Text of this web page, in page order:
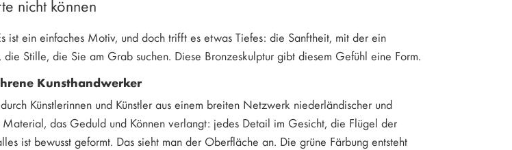
nicht können
ist ein einfaches Motiv, und doch trifft es etwas Tiefes: die Sanftheit, mit der ein
Stille, die Sie am Grab suchen. Diese Bronzeskulptur gibt diesem Gefühl eine Form.
Kunsthandwerker
Künstlerinnen und Künstler aus einem breiten Netzwerk niederländischer und
das Geduld und Können verlangt: jedes Detail im Gesicht, die Flügel der
ist bewusst geformt. Das sieht man der Oberfläche an. Die grüne Färbung entsteht